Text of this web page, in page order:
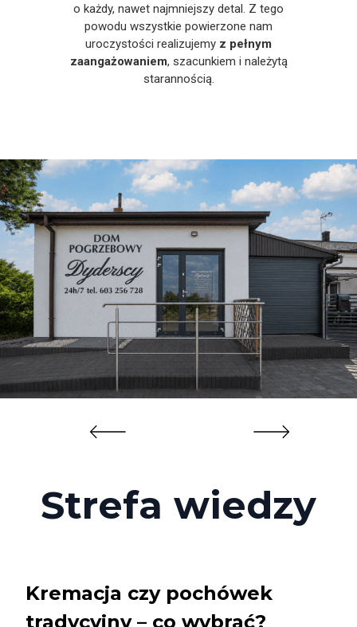
o każdy, nawet najmniejszy detal. Z tego
powodu wszystkie powierzone nam
uroczystości realizujemy z pełnym
zaangażowaniem, szacunkiem i należytą
starannością.
Strefa wiedzy
Kremacja czy pochówek
tradycyjny – co wybrać?